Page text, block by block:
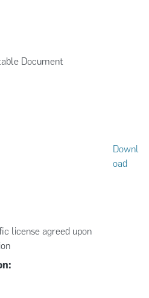
Document
license agreed upon
Downl
oad